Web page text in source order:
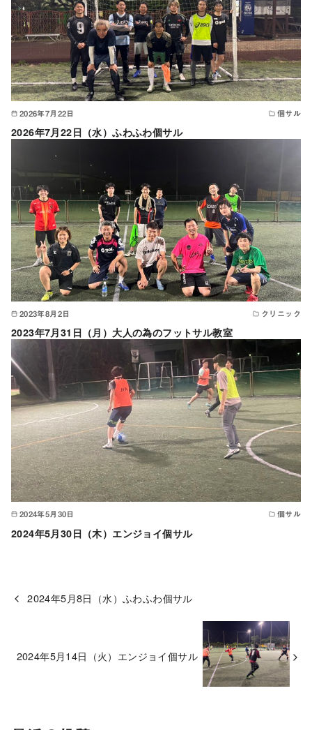
2026年7月22日 個サル
2026年7月22日（水）ふわふわ個サル
2023年8月2日 クリニック
2023年7月31日（月）大人の為のフットサル教室
2024年5月30日 個サル
2024年5月30日（木）エンジョイ個サル
2024年5月8日（水）ふわふわ個サル
2024年5月14日（火）エンジョイ個サル